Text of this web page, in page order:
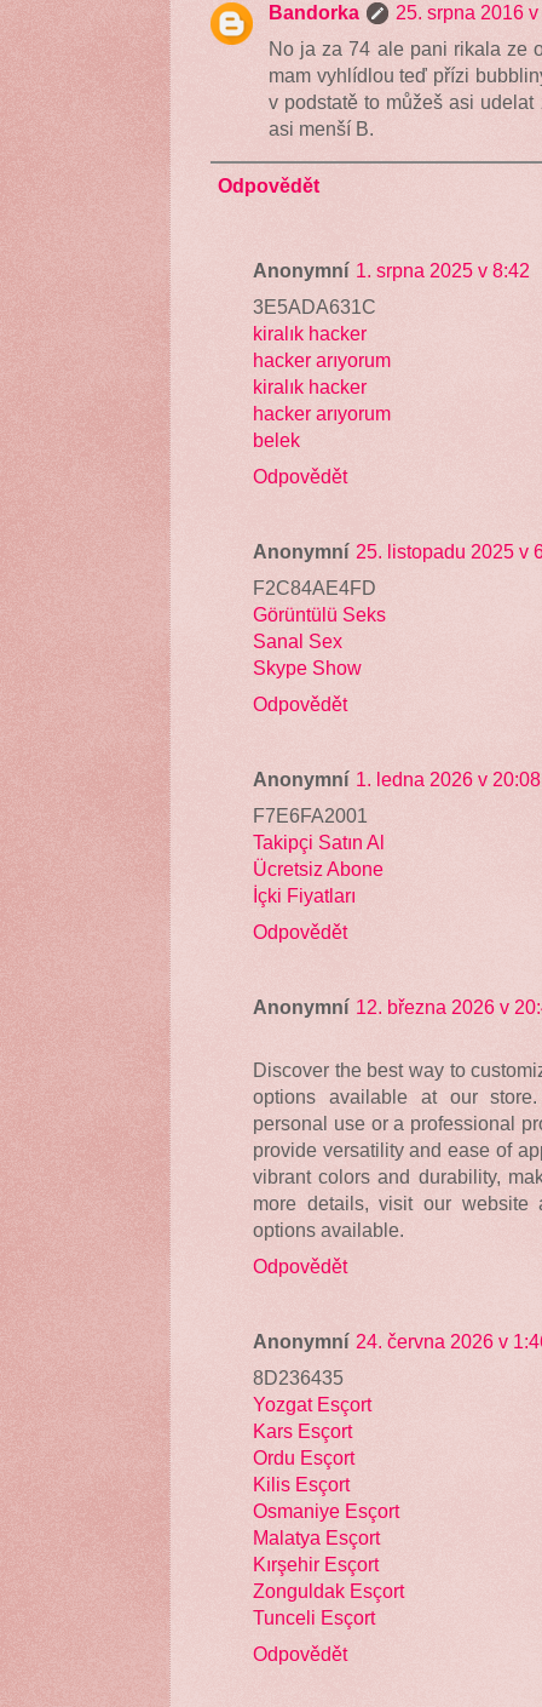
Bandorka
25. srpna 2016
No ja za 74 ale pani rikala ze
mam vyhlídlou teď přízi
v podstatě to můžeš asi
asi menší B.
Odpovědět
Anonymní 1. srpna 2025 v 8:42
3E5ADA631C
kiralık hacker
hacker arıyorum
kiralık hacker
hacker arıyorum
belek
Odpovědět
Anonymní 25. listopadu 2025 v
F2C84AE4FD
Görüntülü Seks
Sanal Sex
Skype Show
Odpovědět
Anonymní 1. ledna 2026 v 20:08
F7E6FA2001
Takipçi Satın Al
Ücretsiz Abone
İçki Fiyatları
Odpovědět
Anonymní 12. března 2026 v
Discover the best way to
options available at our
personal use or a professional
provide versatility and ease of
vibrant colors and durability,
more details, visit our
options available.
Odpovědět
Anonymní 24. června 2026 v
8D236435
Yozgat Esçort
Kars Esçort
Ordu Esçort
Kilis Esçort
Osmaniye Esçort
Malatya Esçort
Kırşehir Esçort
Zonguldak Esçort
Tunceli Esçort
Odpovědět